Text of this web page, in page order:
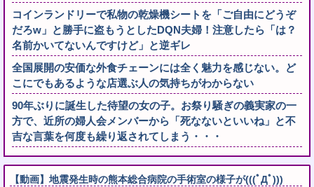
コインランドリーで私物の乾燥機シートを「ご自由にどうぞ
だろw」と勝手に盗もうとしたDQN夫婦！注意したら「は？
名前かいてないんですけど」と逆ギレ
全国展開の安価な外食チェーンには全く魅力を感じない。ど
こにでもあるような店選ぶ人の気持ちがわからない
90年ぶりに誕生した待望の女の子。お祭り騒ぎの義実家の一
方で、近所の婦人会メンバーから「死なないといいね」と不
吉な言葉を何度も繰り返されてしまう・・・
【動画】地震発生時の熊本総合病院の手術室の様子が(((ﾟДﾟ)))